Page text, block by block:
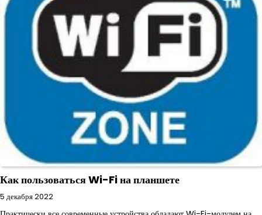
Как пользоваться Wi-Fi на планшете
5 декабря 2022